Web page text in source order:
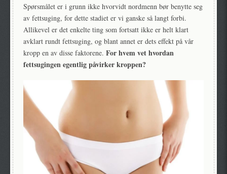
Spørsmålet er i grunn ikke hvorvidt nordmenn bør benytte seg
av fettsuging, for dette stadiet er vi ganske så langt forbi.
Allikevel er det enkelte ting som fortsatt ikke er helt klart
avklart rundt fettsuging, og blant annet er dets effekt på vår
kropp en av disse faktorene. For hvem vet hvordan
fettsugingen egentlig påvirker kroppen?